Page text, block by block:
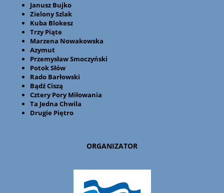
Janusz Bujko
Zielony Szlak
Kuba Blokesz
Trzy Piąte
Marzena Nowakowska
Azymut
Przemysław Smoczyński
Potok Słów
Rado Barłowski
Bądź Ciszą
Cztery Pory Miłowania
Ta Jedna Chwila
Drugie Piętro
ORGANIZATOR